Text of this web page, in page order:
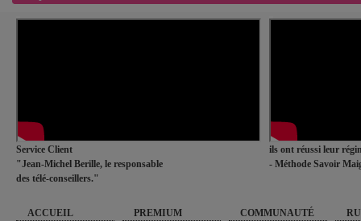
Service Client
"Jean-Michel Berille, le responsable
des télé-conseillers."
ils ont réussi leur
- Méthode Savoir
ACCUEIL PREMIUM COMMUNAUTÉ